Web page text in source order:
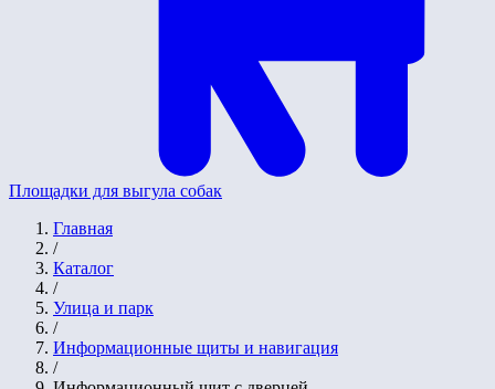
Площадки для выгула собак
Главная
/
Каталог
/
Улица и парк
/
Информационные щиты и навигация
/